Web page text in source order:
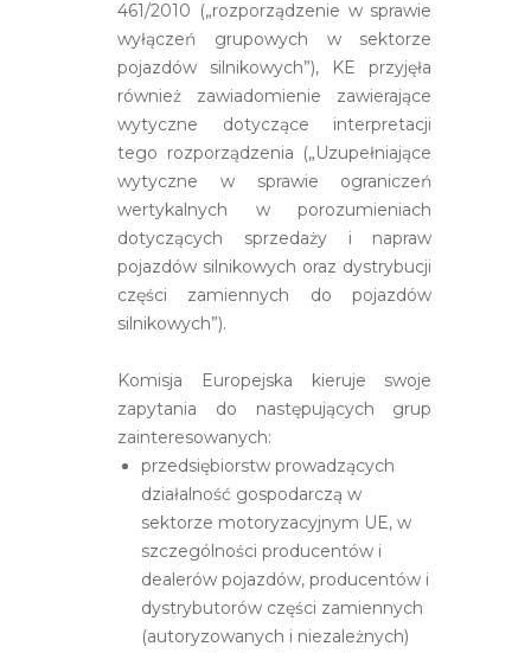
461/2010 („rozporządzenie w sprawie
wyłączeń grupowych w sektorze
pojazdów silnikowych”), KE przyjęła
również zawiadomienie zawierające
wytyczne dotyczące interpretacji
tego rozporządzenia („Uzupełniające
wytyczne w sprawie ograniczeń
wertykalnych w porozumieniach
dotyczących sprzedaży i napraw
pojazdów silnikowych oraz dystrybucji
części zamiennych do pojazdów
silnikowych”).
Komisja Europejska kieruje swoje
zapytania do następujących grup
zainteresowanych:
przedsiębiorstw prowadzących
działalność gospodarczą w
sektorze motoryzacyjnym UE, w
szczególności producentów i
dealerów pojazdów, producentów i
dystrybutorów części zamiennych
(autoryzowanych i niezależnych)